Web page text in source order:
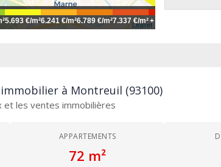
Leaflet
5.693 €/m²6.241 €/m²6.789 €/m²7.337 €/m²+
à Montreuil (93100)
et les ventes immobilières
APPARTEMENTS
72 m²